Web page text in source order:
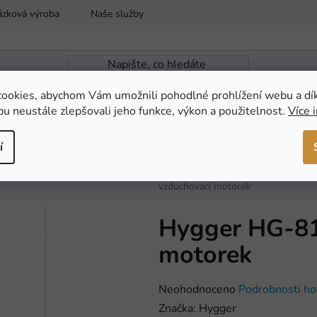
abychom Vám umožnili pohodlné prohlížení webu a
neustále zlepšovali jeho funkce, výkon a použitelnost. Více
výroba Naše služby
AKCE
vzduchovací motorek
Hygger HG-
motorek
Průměrné
hodnocení
Neohodnoceno Podrobnosti
Značka: Hygger